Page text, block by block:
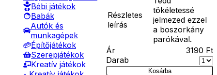
Bébi játékok
Babák
Autók és
munkagépek
Építőjátékok
Szerepjátékok
Kreatív játékok
Részletes
leírás
tökéletessé
jelmezed ezzel
a boszorkány
parókával.
Ár
3190 Ft
Darab
Kosárba